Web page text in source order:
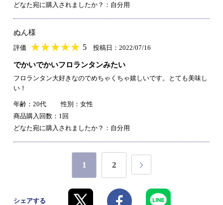
どなた宛に購入されましたか？：自分用
ぬん様
評価 ★★★★★
★★★★★ 5 投稿日：2022/07/16
でかいでかいフロランタンみたい
フロランタン大好きなのでめちゃくちゃ嬉しいです。とても美味し
い！
年齢：20代
性別：女性
商品購入回数：1回
どなた宛に購入されましたか？：自分用
1 2
シェアする